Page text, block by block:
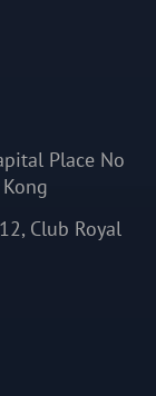
Place No
Club Royal